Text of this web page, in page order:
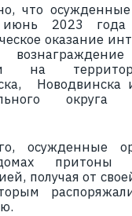
что
2023 года
оказание
на
Новодвинска
округа
осужденные
притоны
получая от